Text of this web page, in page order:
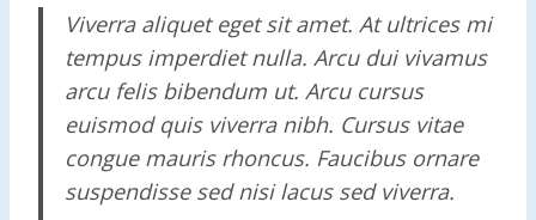
Viverra aliquet eget sit amet. At ultrices mi
tempus imperdiet nulla. Arcu dui vivamus
arcu felis bibendum ut. Arcu cursus
euismod quis viverra nibh. Cursus vitae
congue mauris rhoncus. Faucibus ornare
suspendisse sed nisi lacus sed viverra.